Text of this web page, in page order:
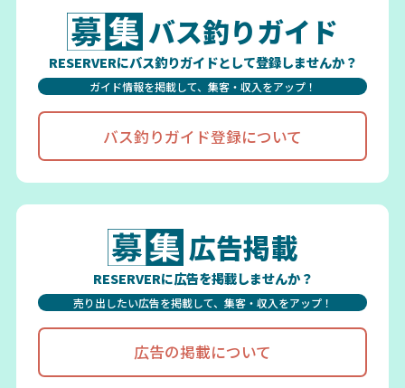
バス釣りガイド
RESERVERにバス釣りガイドとして登録しませんか？
ガイド情報を掲載して、集客・収入をアップ！
バス釣りガイド登録について
広告掲載
RESERVERに広告を掲載しませんか？
売り出したい広告を掲載して、集客・収入をアップ！
広告の掲載について